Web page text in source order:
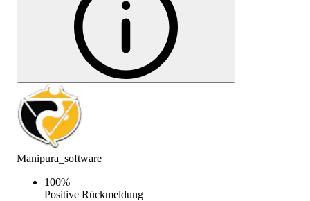
Manipura_software
100%
Positive Rückmeldung